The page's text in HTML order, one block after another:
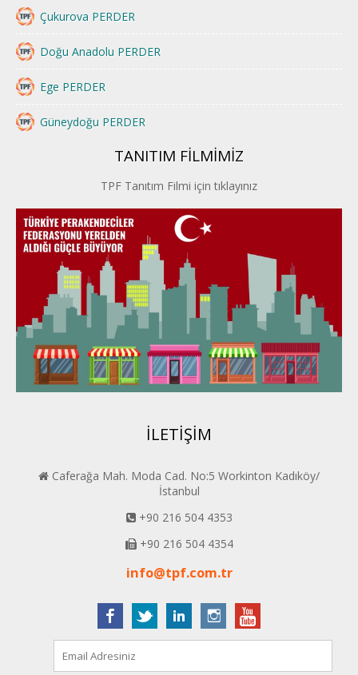
Çukurova PERDER
Doğu Anadolu PERDER
Ege PERDER
Güneydoğu PERDER
İstanbul PERDER
İpek Yolu PERDER
Kayseri PERDER
Karadeniz Perder
Konya PERDER
Van PERDER
BEYPER
TANITIM FİLMİMİZ
TPF Tanıtım Filmi için tıklayınız
İLETİŞİM
Caferağa Mah. Moda Cad. No:5 Workinton Kadıköy/
İstanbul
+90 216 504 4353
+90 216 504 4354
info@tpf.com.tr